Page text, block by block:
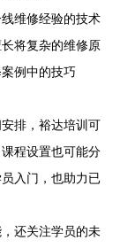
维修经验的技术
将复杂的维修原
例中的技巧
排，裕达培训可
程设置也可能分
入门，也助力已
还关注学员的未